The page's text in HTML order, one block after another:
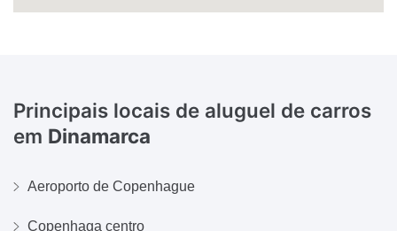
Principais locais de aluguel de carros
em Dinamarca
Aeroporto de Copenhague
Copenhaga centro